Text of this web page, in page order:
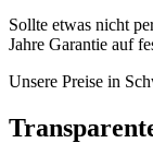
Sollte etwas nicht
Jahre Garantie auf
Unsere Preise in